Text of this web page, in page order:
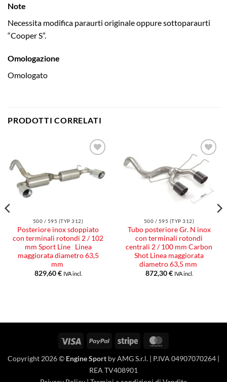
Note
Necessita modifica paraurti originale oppure sottoparaurti
“Cooper S”.
Omologazione
Omologato
PRODOTTI CORRELATI
alla lista
dei
500 / 595 (TYP 312)
Posteriore inox sdoppiato
con terminali rotondi 2 / 102
mm Sport Line Linea
maggiorata diametro 63,5
mm
829,60€ IVA incl.
Aggiungi
alla lista
dei
desideri
500 / 595 (TYP 312)
Tubo posteriore Gr. N inox
con terminali rotondi
centrali 2 / 100 mm Carbon
Shot Linea maggiorata
diametro 63,5 mm
872,30€ IVA incl.
Visa PayPal Stripe
Copyright 2026 © Engine Sport by AMG S.r.l. | P.IVA 04907070264 |
REA TV408901